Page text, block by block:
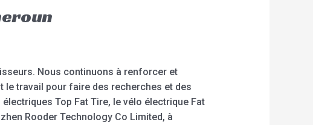
Nous continuons à renforcer et
travail pour faire des recherches et des
Top Fat Tire, le vélo électrique Fat
Rooder Technology Co Limited, à